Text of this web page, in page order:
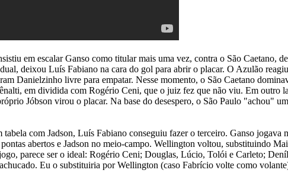
em escalar Ganso como titular mais uma vez, contra o São Caetano,
deixou Luís Fabiano na cara do gol para abrir o placar. O Azulão
Danielzinho livre para empatar. Nesse momento, o São Caetano
em dividida com Rogério Ceni, que o juiz fez que não viu. Em outro
Jóbson virou o placar. Na base do desespero, o São Paulo "achou"
com Jadson, Luís Fabiano conseguiu fazer o terceiro. Ganso
abertos e Jadson no meio-campo. Wellington voltou, substituindo
parece ser o ideal: Rogério Ceni; Douglas, Lúcio, Tolói e Carleto;
Eu o substituiria por Wellington (caso Fabrício volte como